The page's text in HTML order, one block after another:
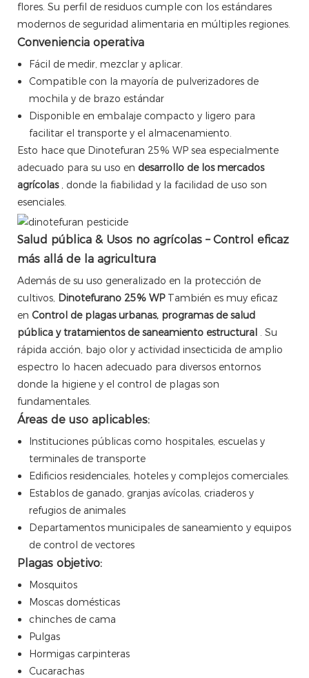
flores. Su perfil de residuos cumple con los estándares
modernos de seguridad alimentaria en múltiples regiones.
Conveniencia operativa
Fácil de medir, mezclar y aplicar.
Compatible con la mayoría de pulverizadores de
mochila y de brazo estándar
Disponible en embalaje compacto y ligero para
facilitar el transporte y el almacenamiento.
Esto hace que Dinotefuran 25% WP sea especialmente
adecuado para su uso en desarrollo de los mercados
agrícolas , donde la fiabilidad y la facilidad de uso son
esenciales.
Salud pública & Usos no agrícolas – Control eficaz
más allá de la agricultura
Además de su uso generalizado en la protección de
cultivos, Dinotefurano 25% WP También es muy eficaz
en Control de plagas urbanas, programas de salud
pública y tratamientos de saneamiento estructural
. Su
rápida acción, bajo olor y actividad insecticida de amplio
espectro lo hacen adecuado para diversos entornos
donde la higiene y el control de plagas son
fundamentales.
Áreas de uso aplicables:
Instituciones públicas como hospitales, escuelas y
terminales de transporte
Edificios residenciales, hoteles y complejos comerciales.
Establos de ganado, granjas avícolas, criaderos y
refugios de animales
Departamentos municipales de saneamiento y equipos
de control de vectores
Plagas objetivo:
Mosquitos
Moscas domésticas
chinches de cama
Pulgas
Hormigas carpinteras
Cucarachas